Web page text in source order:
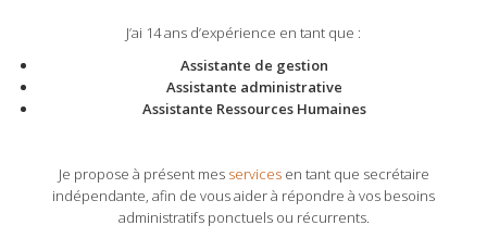
J’ai 14 ans d’expérience en tant que :
Assistante de gestion
Assistante administrative
Assistante Ressources Humaines
Je propose à présent mes servicesen tant que secrétaire
indépendante, afin de vous aider à répondre à vos besoins
administratifs ponctuels ou récurrents.